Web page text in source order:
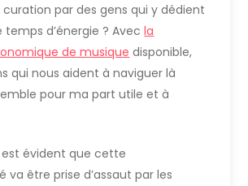
curation par des gens qui y dédient
temps d’énergie ? Avecla
de musique disponible,
qui nous aident à naviguer là
pour ma part utile et à
est évident que cette
va être prise d’assaut par les